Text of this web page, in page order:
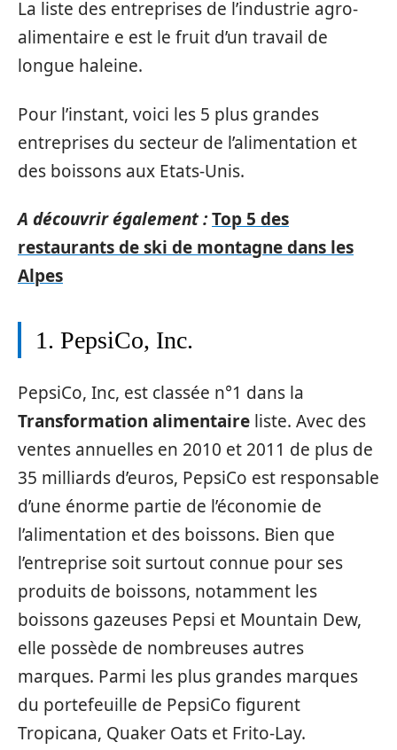
La liste des entreprises de l’industrie agro-
alimentaire e est le fruit d’un travail de
longue haleine.
Pour l’instant, voici les 5 plus grandes
entreprises du secteur de l’alimentation et
des boissons aux Etats-Unis.
A découvrir également :Top 5 des
restaurants de ski de montagne dans les
Alpes
1. PepsiCo, Inc.
PepsiCo, Inc, est classée n°1 dans la
Transformation alimentaire liste. Avec des
ventes annuelles en 2010 et 2011 de plus de
35 milliards d’euros, PepsiCo est responsable
d’une énorme partie de l’économie de
l’alimentation et des boissons. Bien que
l’entreprise soit surtout connue pour ses
produits de boissons, notamment les
boissons gazeuses Pepsi et Mountain Dew,
elle possède de nombreuses autres
marques. Parmi les plus grandes marques
du portefeuille de PepsiCo figurent
Tropicana, Quaker Oats et Frito-Lay.